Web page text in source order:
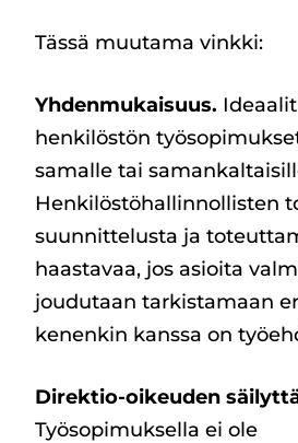
Tässä muutama vinkki:
Yhdenmukaisuus.
henkilöstön
samalle tai
Henkilöstöhallinnollisten
suunnittelusta ja
haastavaa, jos asioita
joudutaan tarkistamaan
kenenkin kanssa on
Direktio-oikeuden
Työsopimuksella ei ole